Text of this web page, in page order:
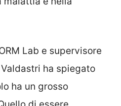
Lab e supervisore
ha spiegato
ha un grosso